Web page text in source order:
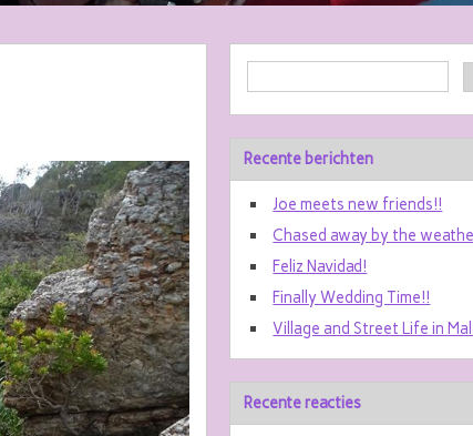
Recente berichten
Joe meets new friends!!
Chased away by the
Feliz Navidad!
Finally Wedding Time!!
Village and Street Life in
Recente reacties